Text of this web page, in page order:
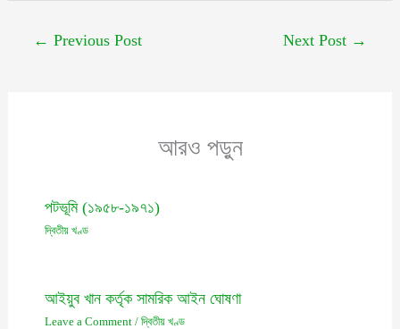
← Previous Post Next Post →
আরও পড়ুন
পটভূমি (১৯৫৮-১৯৭১)
দ্বিতীয় খণ্ড
আইয়ুব খান কর্তৃক সামরিক আইন ঘোষণা
Leave a Comment / দ্বিতীয় খণ্ড